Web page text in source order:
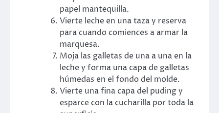
papel mantequilla.
Vierte leche en una taza y reserva
para cuando comiences a armar la
marquesa.
Moja las galletas de una a una en la
leche y forma una capa de galletas
húmedas en el fondo del molde.
Vierte una fina capa del puding y
esparce con la cucharilla por toda la